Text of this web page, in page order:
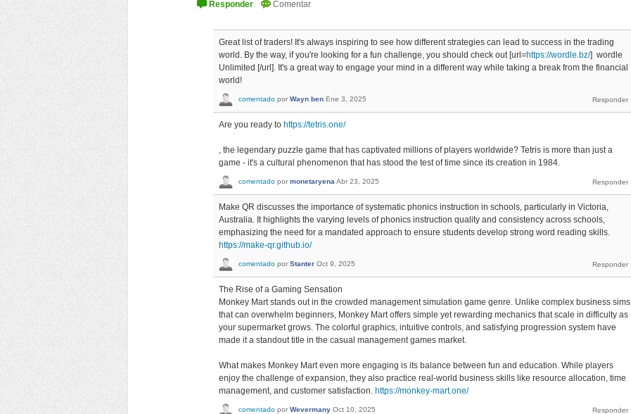
Great list of traders! It's always inspiring to see how different strategies can lead to success in the trading
world. By the way, if you're looking for a fun challenge, you should check out [url=https://wordle.bz/] wordle
Unlimited [/url]. It's a great way to engage your mind in a different way while taking a break from the financial
world!
comentado por Wayn ben Ene 3, 2025
Are you ready to https://tetris.one/
, the legendary puzzle game that has captivated millions of players worldwide? Tetris is more than just a
game - it's a cultural phenomenon that has stood the test of time since its creation in 1984.
comentado por monetaryena Abr 23, 2025
Make QR discusses the importance of systematic phonics instruction in schools, particularly in Victoria,
Australia. It highlights the varying levels of phonics instruction quality and consistency across schools,
emphasizing the need for a mandated approach to ensure students develop strong word reading skills.
https://make-qr.github.io/
comentado por Stanter Oct 9, 2025
The Rise of a Gaming Sensation
Monkey Mart stands out in the crowded management simulation game genre. Unlike complex business sims
that can overwhelm beginners, Monkey Mart offers simple yet rewarding mechanics that scale in difficulty as
your supermarket grows. The colorful graphics, intuitive controls, and satisfying progression system have
made it a standout title in the casual management games market.
What makes Monkey Mart even more engaging is its balance between fun and education. While players
enjoy the challenge of expansion, they also practice real-world business skills like resource allocation, time
management, and customer satisfaction. https://monkey-mart.one/
comentado por Wevermany Oct 10, 2025